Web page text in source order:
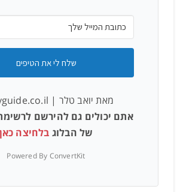
שלח לי את הטיפים
מאת יואב טלר | bodyguide.co.il
אתם יכולים גם להירשם
של הבלוג בלחיצה כאן
Powered By ConvertKit